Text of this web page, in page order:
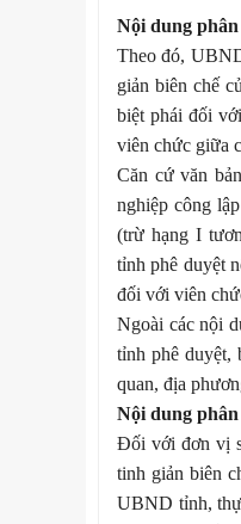
Nội dung
Theo đó,
giản biên chế
biệt phái đối
viên chức giữa
Căn cứ văn
nghiệp công lập
(trừ hạng I
tỉnhphê duyệt
đối với viên
Ngoài các nội
tỉnh phê duyệt,
quan, địa
Nội dung
Đối với đơn vị
tinh giản biên
UBND tỉnh,